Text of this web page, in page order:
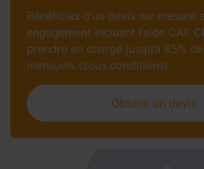
Bénéficiez d’un devis sur mesure
engagement incluant l’aide CAF
prendre en charge jusqu’à 85%
mensuels (sous conditions).
Obtenir un devis